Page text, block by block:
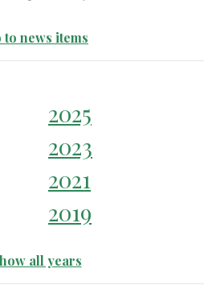
to news items
2025
2023
2021
2019
all years